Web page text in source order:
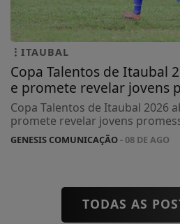
ITAUBAL
Copa Talentos de Itaubal
e promete revelar jovens
Copa Talentos de Itaubal 2026
promete revelar jovens
GENESIS COMUNICAÇÃO- 08 DE AGO
TODAS AS